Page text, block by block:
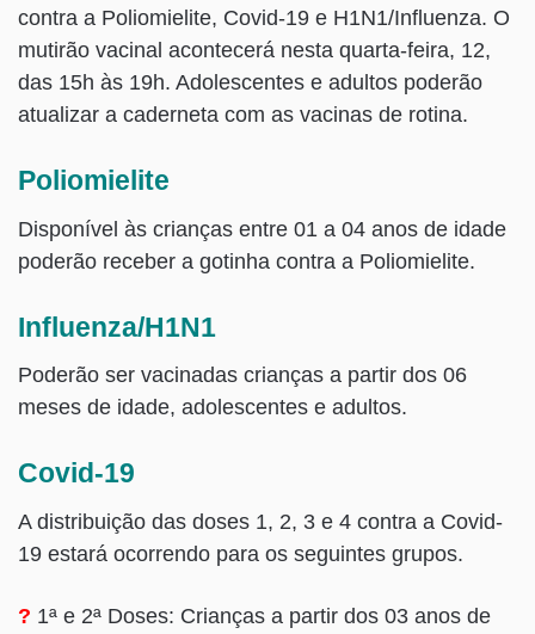
contra a Poliomielite, Covid-19 e H1N1/Influenza. O
mutirão vacinal acontecerá nesta quarta-feira, 12,
das 15h às 19h. Adolescentes e adultos poderão
atualizar a caderneta com as vacinas de rotina.
Poliomielite
Disponível às crianças entre 01 a 04 anos de idade
poderão receber a gotinha contra a Poliomielite.
Influenza/H1N1
Poderão ser vacinadas crianças a partir dos 06
meses de idade, adolescentes e adultos.
Covid-19
A distribuição das doses 1, 2, 3 e 4 contra a Covid-
19 estará ocorrendo para os seguintes grupos.
? 1ª e 2ª Doses: Crianças a partir dos 03 anos de